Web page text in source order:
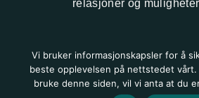
relasjoner og
Stavanger
Sørlandet
Vi bruker informasjonskapsler for å
beste opplevelsen på nettstedet
bruke denne siden, vil vi anta at du